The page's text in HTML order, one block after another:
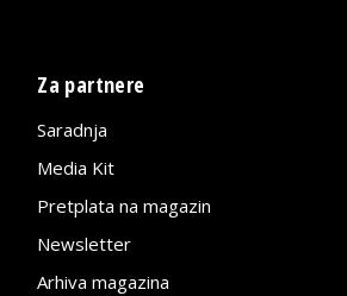
Za partnere
Saradnja
Media Kit
Pretplata na magazin
Newsletter
Arhiva magazina